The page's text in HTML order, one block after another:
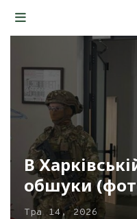
В
обшуки
Тра 14, 2026